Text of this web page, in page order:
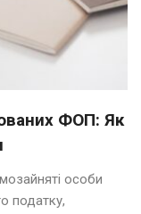
ФОП: Як
особи
податку,